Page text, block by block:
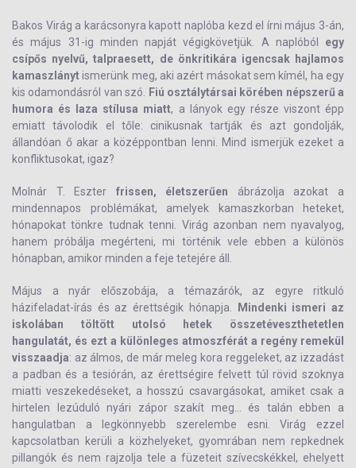
Bakos Virág a karácsonyra kapott naplóba kezd el írni május 3-án,
és május 31-ig minden napját végigkövetjük. A naplóból
egy
csípős nyelvű, talpraesett, de önkritikára igencsak hajlamos
kamaszlánytismerünk meg, aki azért másokat sem kímél, ha egy
kis odamondásról van szó.
Fiú osztálytársai körében népszerű a
humora és laza stílusa miatt, a lányok egy része viszont épp
emiatt távolodik el tőle: cinikusnak tartják és azt gondolják,
állandóan ő akar a középpontban lenni. Mind ismerjük ezeket a
konfliktusokat, igaz?
Molnár T. Eszter frissen, életszerűen ábrázolja azokat a
mindennapos problémákat, amelyek kamaszkorban heteket,
hónapokat tönkre tudnak tenni. Virág azonban nem nyavalyog,
hanem próbálja megérteni, mi történik vele ebben a különös
hónapban, amikor minden a feje tetejére áll.
Május a nyár előszobája, a témazárók, az egyre ritkuló
házifeladat-írás és az érettségik hónapja.
Mindenki ismeri az
iskolában töltött utolsó hetek összetéveszthetetlen
hangulatát, és ezt a különleges atmoszférát a regény remekül
visszaadja: az álmos, de már meleg kora reggeleket, az izzadást
a padban és a tesiórán, az érettségire felvett túl rövid szoknya
miatti veszekedéseket, a hosszú csavargásokat, amiket csak a
hirtelen lezúduló nyári zápor szakít meg… és talán ebben a
hangulatban a legkönnyebb szerelembe esni. Virág ezzel
kapcsolatban kerüli a közhelyeket, gyomrában nem repkednek
pillangók és nem rajzolja tele a füzeteit szívecskékkel, ehelyett